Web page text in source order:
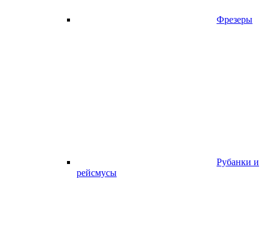
Фрезеры
Рубанки и
рейсмусы